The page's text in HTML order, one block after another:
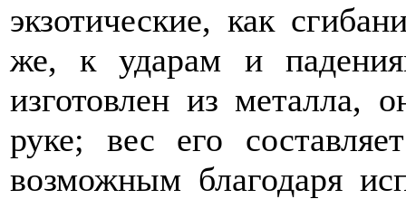
экзотические, как
же, к ударам и
изготовлен из металла,
руке; вес его
возможным благодаря